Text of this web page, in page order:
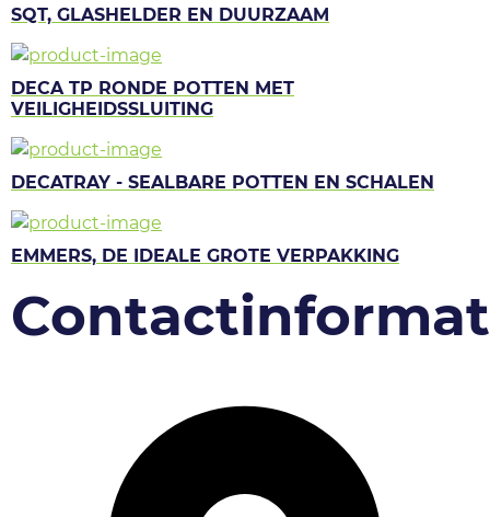
SQT, GLASHELDER EN DUURZAAM
DECA TP RONDE POTTEN MET
VEILIGHEIDSSLUITING
DECATRAY - SEALBARE POTTEN EN SCHALEN
EMMERS, DE IDEALE GROTE VERPAKKING